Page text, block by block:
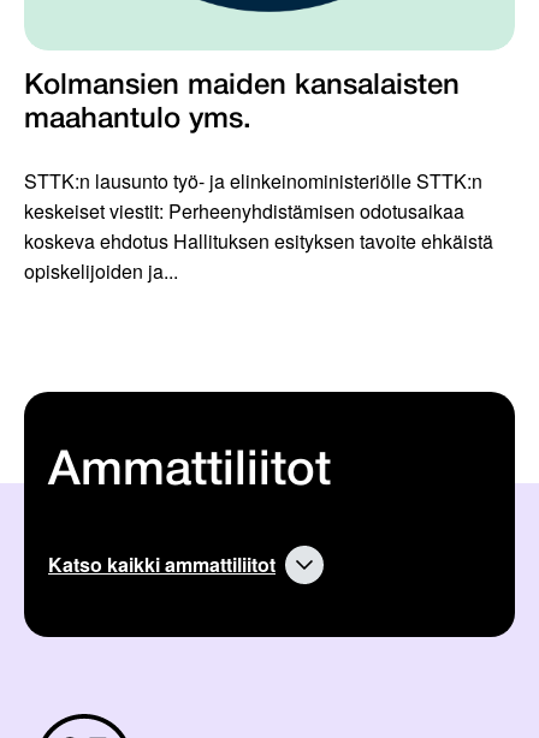
Kolmansien maiden kansalaisten
maahantulo yms.
STTK:n lausunto työ- ja elinkeinoministeriölle STTK:n
keskeiset viestit: Perheenyhdistämisen odotusaikaa
koskeva ehdotus Hallituksen esityksen tavoite ehkäistä
opiskelijoiden ja...
Ammattiliitot
Katso kaikki ammattiliitot